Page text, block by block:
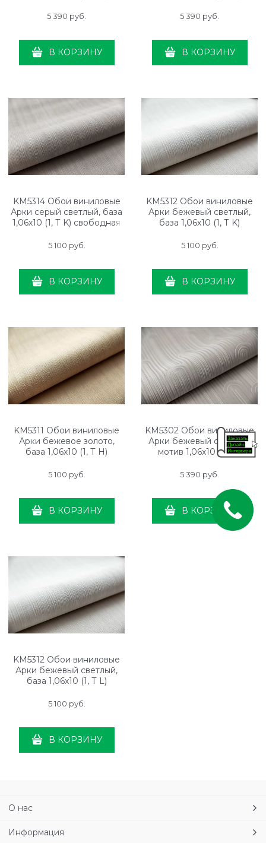
5 390 руб.
В КОРЗИНУ
5 390 руб.
В КОРЗИНУ
KM5314 Обои виниловые
Арки серый светлый, база
1,06х10 (1, Т K) свободная
5 100 руб.
В КОРЗИНУ
KM5312 Обои виниловые
Арки бежевый светлый,
база 1,06х10 (1, Т K)
5 100 руб.
В КОРЗИНУ
KM5311 Обои виниловые
Арки бежевое золото,
база 1,06х10 (1, Т H)
5 100 руб.
В КОРЗИНУ
KM5302 Обои виниловые
Арки бежевый светлый,
мотив 1,06х10 (1, Т I)
5 390 руб.
В КОРЗИНУ
KM5312 Обои виниловые
Арки бежевый светлый,
база 1,06х10 (1, Т L)
5 100 руб.
В КОРЗИНУ
О нас
Информация